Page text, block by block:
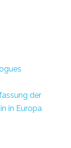
der
in Europa